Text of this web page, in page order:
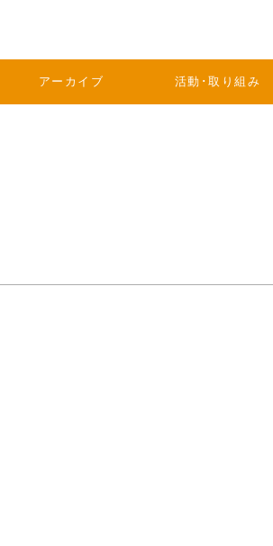
アーカイブ 活動･取り組み